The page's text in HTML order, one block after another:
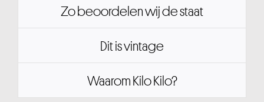
Zo beoordelen wij de staat
Dit is vintage
Waarom Kilo Kilo?